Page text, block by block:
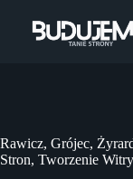
Rawicz, Grójec,
Stron, Tworzenie